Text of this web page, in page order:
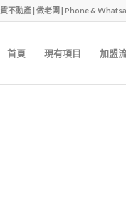
不動產 | 做老闆 | Phone &
首頁 現有項目 加盟